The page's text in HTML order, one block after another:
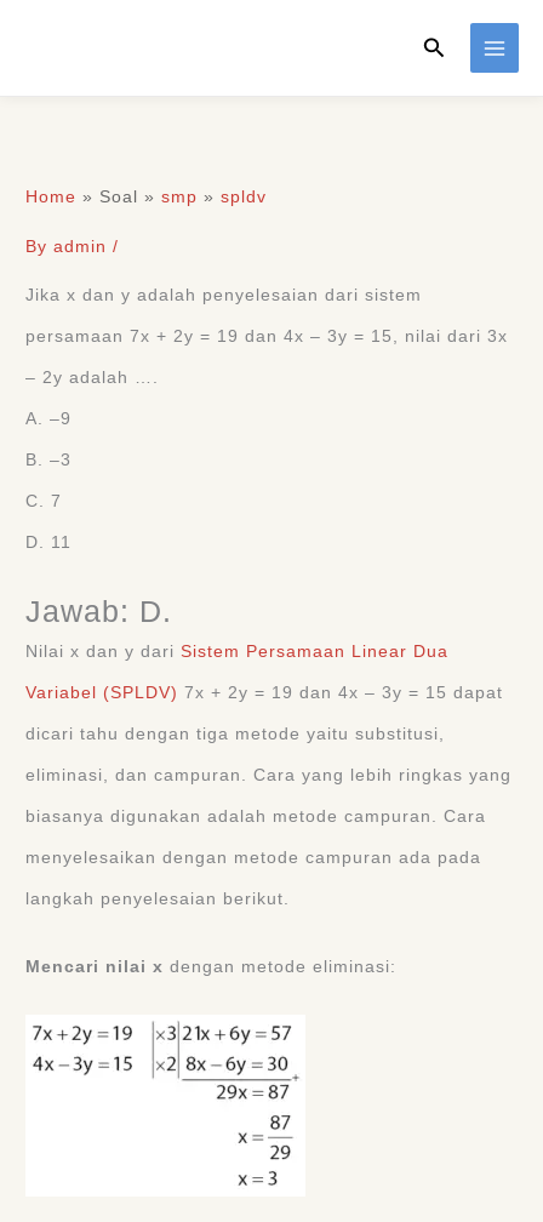
Search
Home » Soal »smp »spldv
Byadmin/
Jika x dan y adalah penyelesaian dari sistem
persamaan 7x + 2y = 19 dan 4x ‒ 3y = 15, nilai dari 3x
‒ 2y adalah ….
A. ‒9
B. ‒3
C. 7
D. 11
Jawab: D.
Nilai x dan y dari Sistem Persamaan Linear Dua
Variabel (SPLDV) 7x + 2y = 19 dan 4x ‒ 3y = 15 dapat
dicari tahu dengan tiga metode yaitu substitusi,
eliminasi, dan campuran. Cara yang lebih ringkas yang
biasanya digunakan adalah metode campuran. Cara
menyelesaikan dengan metode campuran ada pada
langkah penyelesaian berikut.
Mencari nilai x dengan metode eliminasi: